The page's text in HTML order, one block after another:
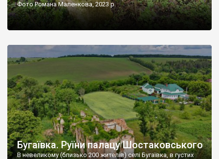
Фото Романа Маленкова, 2023 р.
Бугаївка. Руїни палацу Шостаковського
В невеликому (близько 200 жителів) селі Бугаївка, в густих